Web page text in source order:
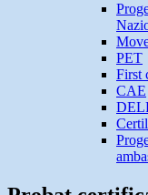
PET
First
CAE